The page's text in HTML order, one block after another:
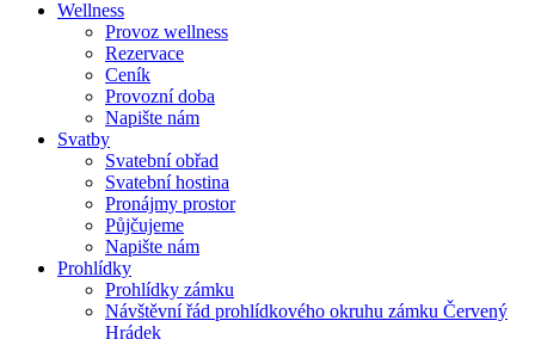
Wellness
Provoz wellness
Rezervace
Ceník
Provozní doba
Napište nám
Svatby
Svatební obřad
Svatební hostina
Pronájmy prostor
Půjčujeme
Napište nám
Prohlídky
Prohlídky zámku
Návštěvní řád prohlídkového okruhu zámku Červený
Hrádek